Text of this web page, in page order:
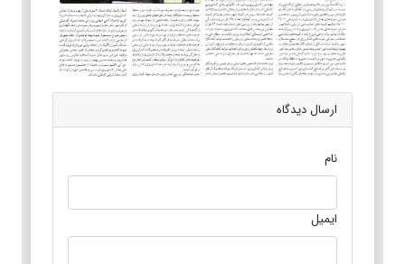
ارسال دیدگاه
نام
ایمیل